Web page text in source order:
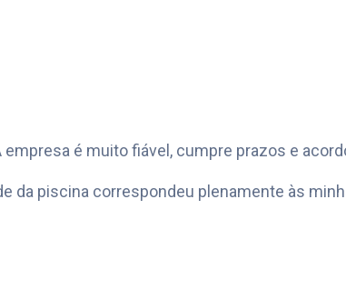
é muito fiável, cumpre prazos e
da piscina correspondeu plenamente às